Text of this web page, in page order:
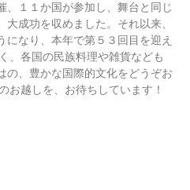
、１１か国が参加し、舞台と同じ
成功を収めました。それ以来、
になり、本年で第５３回目を迎え
、各国の民族料理や雑貨なども
の、豊かな国際的文化をどうぞお
お越しを、お待ちしています！